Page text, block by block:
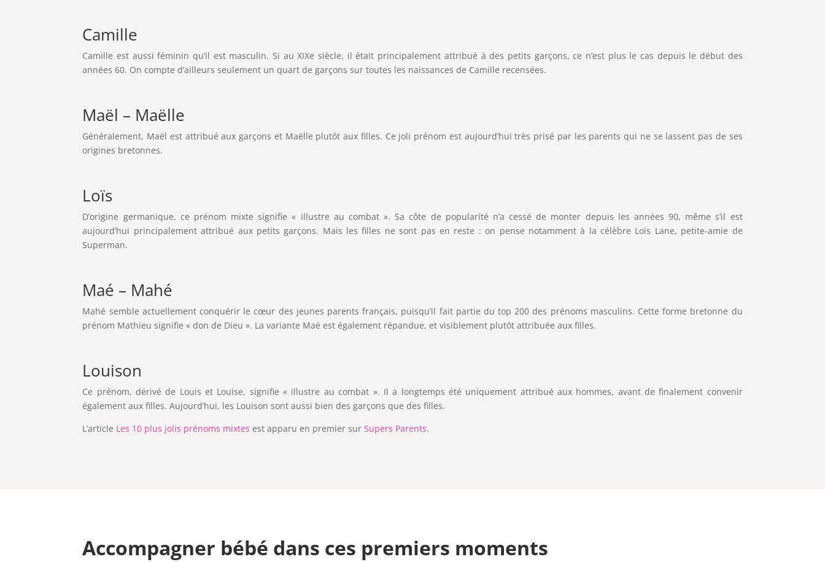
Camille
Camille est aussi féminin qu’il est masculin. Si au XIXe siècle, il était principalement attribué à des petits garçons, ce n’est plus le cas depuis le début des
années 60. On compte d’ailleurs seulement un quart de garçons sur toutes les naissances de Camille recensées.
Maël – Maëlle
Généralement, Maël est attribué aux garçons et Maëlle plutôt aux filles. Ce joli prénom est aujourd’hui très prisé par les parents qui ne se lassent pas de ses
origines bretonnes.
Loïs
D’origine germanique, ce prénom mixte signifie « illustre au combat ». Sa côte de popularité n’a cessé de monter depuis les années 90, même s’il est
aujourd’hui principalement attribué aux petits garçons. Mais les filles ne sont pas en reste : on pense notamment à la célèbre Loïs Lane, petite-amie de
Superman.
Maé – Mahé
Mahé semble actuellement conquérir le cœur des jeunes parents français, puisqu’il fait partie du top 200 des prénoms masculins. Cette forme bretonne du
prénom Mathieu signifie « don de Dieu ». La variante Maé est également répandue, et visiblement plutôt attribuée aux filles.
Louison
Ce prénom, dérivé de Louis et Louise, signifie « illustre au combat ». Il a longtemps été uniquement attribué aux hommes, avant de finalement convenir
également aux filles. Aujourd’hui, les Louison sont aussi bien des garçons que des filles.
L’article Les 10 plus jolis prénoms mixtes est apparu en premier surSupers Parents.
Accompagner bébé dans ces premiers moments